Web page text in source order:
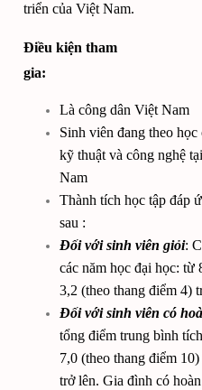
triển của Việt Nam.
Điều kiện tham
Là công dân Việt Nam
Sinh viên đang theo
kỹ thuật và công nghệ
Nam
Thành tích học tập đáp
sau :
Đối với sinh viên giỏi:
các năm học đại học: từ
3,2 (theo thang điểm 4)
Đối với sinh viên có
tổng điểm trung bình
7,0 (theo thang điểm
trở lên. Gia đình có